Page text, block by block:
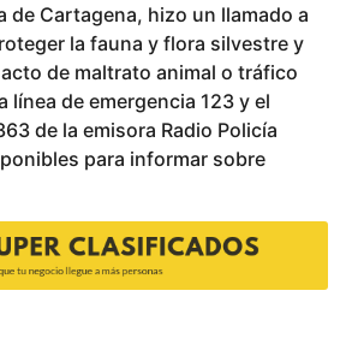
de Cartagena, hizo un llamado a
la fauna y flora silvestre y
de maltrato animal o tráfico
línea de emergencia 123 y el
de la emisora Radio Policía
para informar sobre